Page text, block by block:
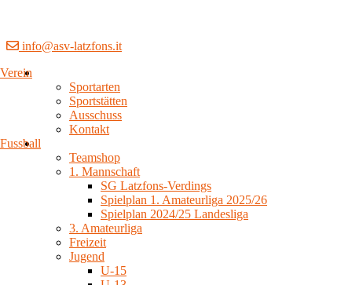
info@asv-latzfons.it
Verein
Sportarten
Sportstätten
Ausschuss
Kontakt
Fussball
Teamshop
1. Mannschaft
SG Latzfons-Verdings
Spielplan 1. Amateurliga 2025/26
Spielplan 2024/25 Landesliga
3. Amateurliga
Freizeit
Jugend
U-15